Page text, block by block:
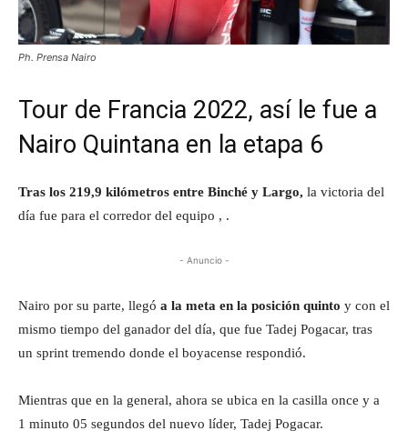
Ph. Prensa Nairo
Tour de Francia 2022, así le fue a
Nairo Quintana en la etapa 6
Tras los 219,9 kilómetros entre Binché y Largo, la victoria del
día fue para el corredor del equipo , .
- Anuncio -
Nairo por su parte, llegó a la meta en la posición quinto y con el
mismo tiempo del ganador del día, que fue Tadej Pogacar, tras
un sprint tremendo donde el boyacense respondió.
Mientras que en la general, ahora se ubica en la casilla once y a
1 minuto 05 segundos del nuevo líder, Tadej Pogacar.